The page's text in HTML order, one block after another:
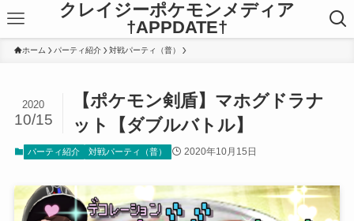
クレイジーポケモンメディア
†APPDATE†
ホーム パーティ紹介 対戦パーティ（普）
【ポケモン剣盾】マホグドラナ
ット【ダブルバトル】
2020
10/15
パーティ紹介 対戦パーティ（普） 2020年10月15日